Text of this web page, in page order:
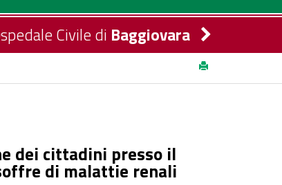
Civile di Baggiovara
dei cittadini presso il
di malattie renali